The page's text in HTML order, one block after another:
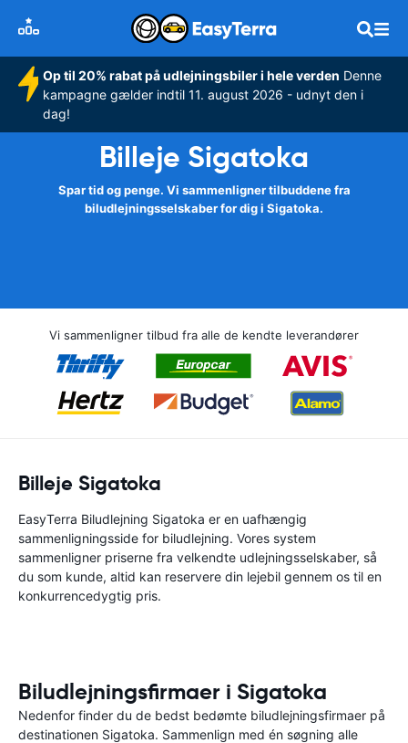
Op til 20% rabat på udlejningsbiler i hele verden Denne
kampagne gælder indtil 11. august 2026 - udnyt den i
dag!
Billeje Sigatoka
Spar tid og penge. Vi sammenligner tilbuddene fra
biludlejningsselskaber for dig i Sigatoka.
Vi sammenligner tilbud fra alle de kendte leverandører
Billeje Sigatoka
EasyTerra Biludlejning Sigatoka er en uafhængig
sammenligningsside for biludlejning. Vores system
sammenligner priserne fra velkendte udlejningsselskaber, så
du som kunde, altid kan reservere din lejebil gennem os til en
konkurrencedygtig pris.
Biludlejningsfirmaer i Sigatoka
Nedenfor finder du de bedst bedømte biludlejningsfirmaer på
destinationen Sigatoka. Sammenlign med én søgning alle